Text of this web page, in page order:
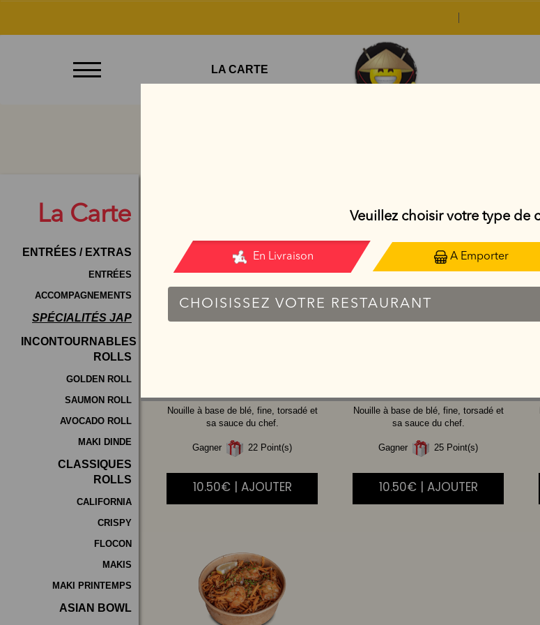
Emporter
Contact
Mentions
Légales
Programme
De
Fidélité
Vos
Avis
de
LA CARTE
La Carte
ENTRÉES / EXTRAS
ENTRÉES
ACCOMPAGNEMENTS
SPÉCIALITÉS JAP
INCONTOURNABLES
ROLLS
GOLDEN ROLL
SAUMON ROLL
AVOCADO ROLL
MAKI DINDE
CLASSIQUES
ROLLS
CALIFORNIA
CRISPY
FLOCON
MAKIS
MAKI PRINTEMPS
ASIAN BOWL
Nouille à base de blé, fine, torsadé et
sa sauce du chef.
Gagner 22 Point(s)
10.50€ | AJOUTER
Nouille à base de blé, fine, torsadé et
sa sauce du chef.
Gagner 25 Point(s)
10.50€ | AJOUTER